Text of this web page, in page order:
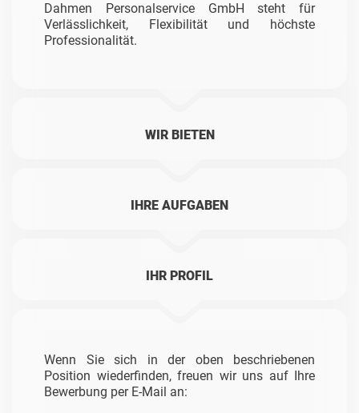
Dahmen Personalservice GmbH steht für
Verlässlichkeit, Flexibilität und höchste
Professionalität.
WIR BIETEN
IHRE AUFGABEN
IHR PROFIL
Wenn Sie sich in der oben beschriebenen
Position wiederfinden, freuen wir uns auf Ihre
Bewerbung per E-Mail an: